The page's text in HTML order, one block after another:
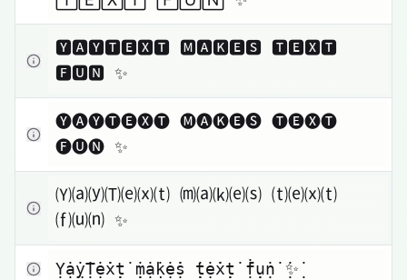
🆈🅰🆈🆃🅴🆇🆃 🅼🅰🅺🅴🆂 🆃🅴🆇🆃
🅵🆄🅽 ✨
Zum Kopieren klicken
🅨🅐🅨🅣🅔🅧🅣 🅜🅐🅚🅔🅢 🅣🅔🅧🅣
🅕🅤🅝 ✨
Zum Kopieren klicken
🄨⒜⒴🄣⒠⒳⒯ ⒨⒜⒦⒠⒮ ⒯⒠⒳⒯
⒡⒰⒩ ✨
Zum Kopieren klicken
Ỵ̇ạ̇ỵ̇Ṭ̇ẹ̇ẋ̣ṭ̇ ̣̇ṃ̇ạ̇ḳ̇ẹ̇ṩ ̣̇ṭ̇ẹ̇ẋ̣ṭ̇ ̣̇ḟ̣ụ̇ṇ̇ ̣̇✨̣̇Zum Kopieren klicken